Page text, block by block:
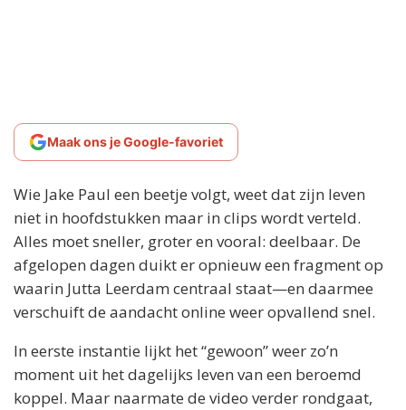
Maak ons je Google-favoriet
Wie Jake Paul een beetje volgt, weet dat zijn leven
niet in hoofdstukken maar in clips wordt verteld.
Alles moet sneller, groter en vooral: deelbaar. De
afgelopen dagen duikt er opnieuw een fragment op
waarin Jutta Leerdam centraal staat—en daarmee
verschuift de aandacht online weer opvallend snel.
In eerste instantie lijkt het “gewoon” weer zo’n
moment uit het dagelijks leven van een beroemd
koppel. Maar naarmate de video verder rondgaat,